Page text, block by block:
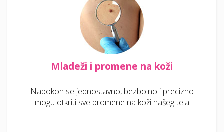
Mladeži i promene na koži
Napokon se jednostavno, bezbolno i precizno
mogu otkriti sve promene na koži našeg tela